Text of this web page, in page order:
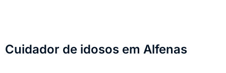
Cuidador de idosos em Alfenas